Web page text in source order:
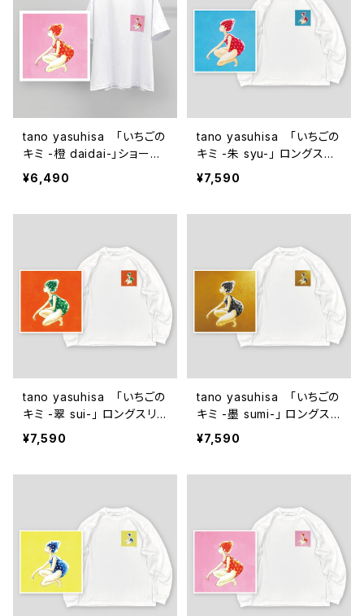
tano yasuhisa 「いちごの
キミ -橙 daidai-」ショート
スリーブTシャツ
¥6,490
tano yasuhisa 「いちごの
キミ -朱 syu-」 ロングスリ
ーブTシャツ
¥7,590
tano yasuhisa 「いちごの
キミ -翠 sui-」 ロングスリ
ーブTシャツ
¥7,590
tano yasuhisa 「いちごの
キミ -墨 sumi-」 ロングスリ
ーブTシャツ
¥7,590